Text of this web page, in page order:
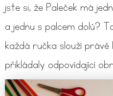
jste si, že Paleček má
a jednu s palcem dolů?
každá ručka slouží
přikládaly odpovídající